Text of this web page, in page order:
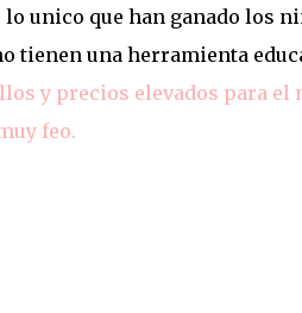
unico que han ganado los
tienen una herramienta
y precios elevados para el
feo.